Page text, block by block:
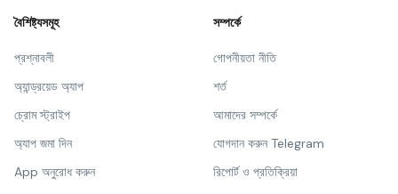
বৈশিষ্ট্যসমূহ
প্রশ্নাবলী
অ্যান্ড্রয়েড অ্যাপ
চ্রোম স্ট্রাইপ
অ্যাপ জমা দিন
App অনুরোধ করুন
সম্পর্কে
গোপনীয়তা নীতি
শর্ত
আমাদের সম্পর্কে
যোগদান করুন Telegram
রিপোর্ট ও প্রতিক্রিয়া